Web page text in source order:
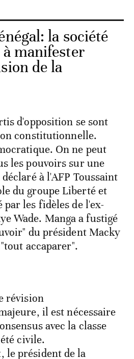
la société
manifester
de la
d'opposition se sont
constitutionnelle.
On ne peut
les pouvoirs sur une
à l'AFP Toussaint
du groupe Liberté et
les fidèles de l'ex-
Wade. Manga a fustigé
du président Macky
accaparer".
révision
il est nécessaire
avec la classe
civile.
le président de la